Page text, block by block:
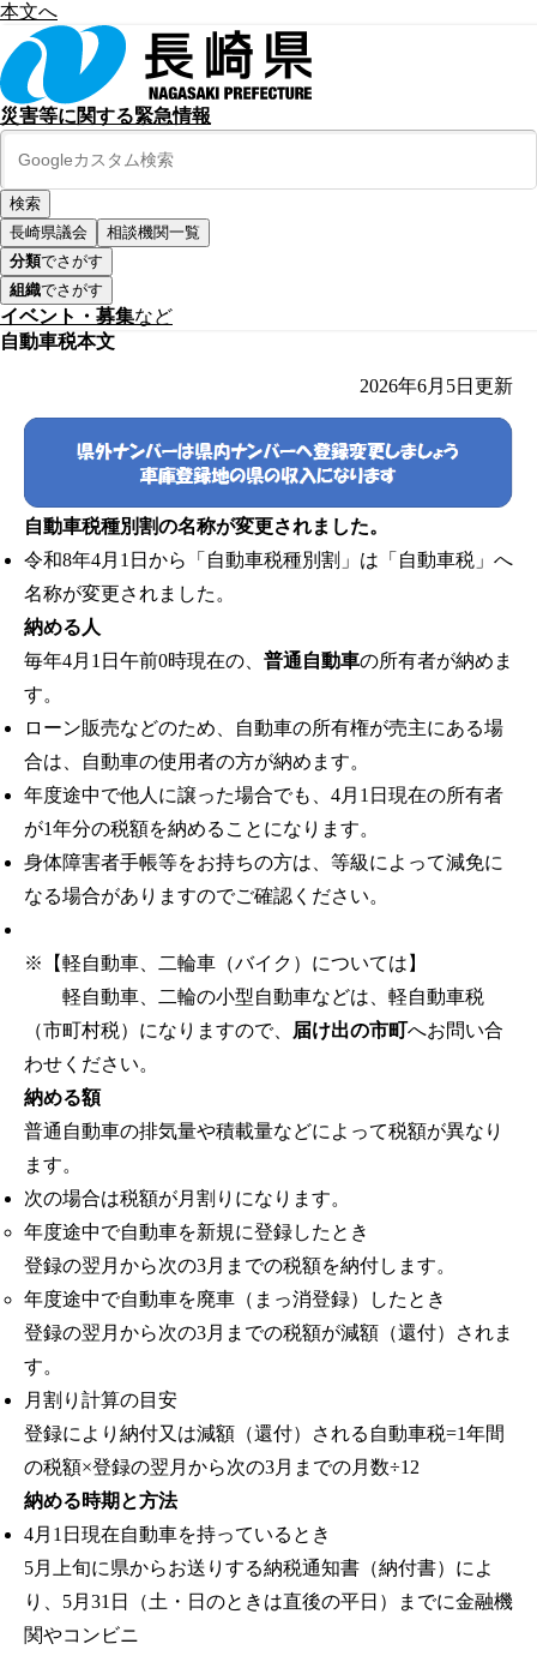
本文へ
災害等に関する緊急情報
長崎県議会
相談機関一覧
分類でさがす
組織でさがす
イベント・募集など
自動車税本文
2026年6月5日 更新
自動車税種別割の名称が変更されました。
令和8年4月1日から「自動車税種別割」は「自動車税」へ
名称が変更されました。
納める人
毎年4月1日午前0時現在の、 普通自動車の所有者が納めま
す。
ローン販売などのため、自動車の所有権が売主にある場
合は、自動車の使用者の方が納めます。
年度途中で他人に譲った場合でも、4月1日現在の所有者
が1年分の税額を納めることになります。
身体障害者手帳等をお持ちの方は、等級によって減免に
なる場合がありますのでご確認ください。
※【軽自動車、二輪車（バイク）については】
軽自動車、二輪の小型自動車などは、軽自動車税
（市町村税）になりますので、
届け出の市町へお問い合
わせください。
納める額
普通自動車の排気量や積載量などによって税額が異なり
ます。
次の場合は税額が月割りになります。
年度途中で自動車を新規に登録したとき
登録の翌月から次の3月までの税額を納付します。
年度途中で自動車を廃車（まっ消登録）したとき
登録の翌月から次の3月までの税額が減額（還付）されま
す。
月割り計算の目安
登録により納付又は減額（還付）される自動車税=1年間
の税額×登録の翌月から次の3月までの月数÷12
納める時期と方法
4月1日現在自動車を持っているとき
5月上旬に県からお送りする納税通知書（納付書）によ
り、5月31日（土・日のときは直後の平日）までに金融機
関やコンビニ